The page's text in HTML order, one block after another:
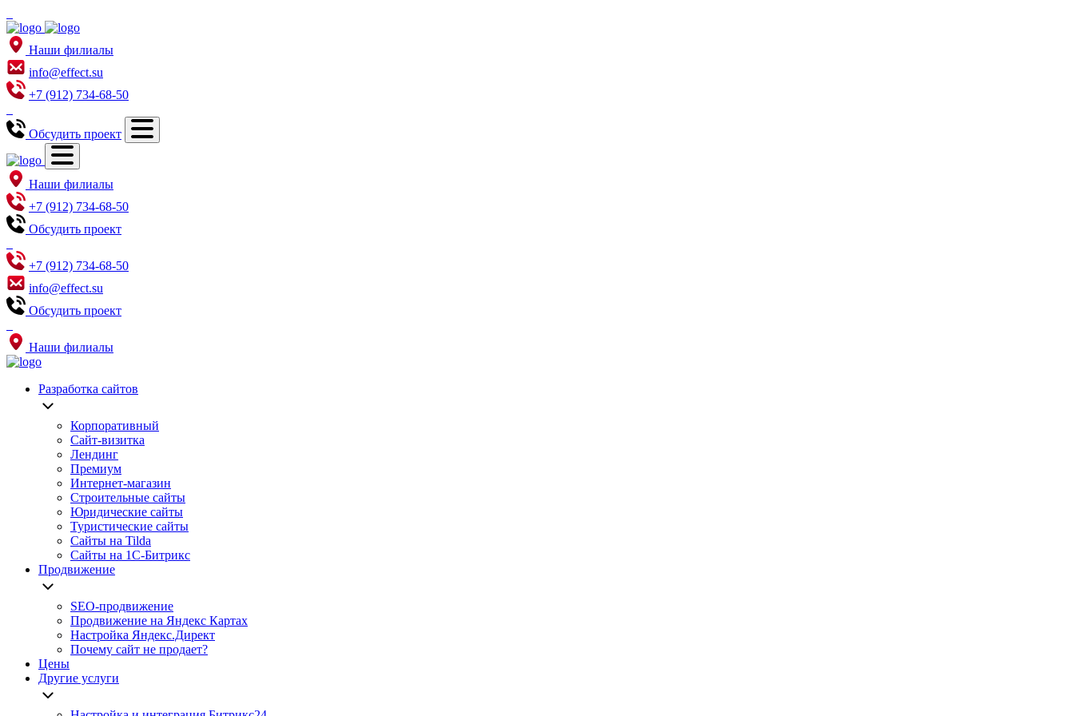
Наши филиалы
info@effect.su
+7 (912) 734-68-50
Обсудить проект
Наши филиалы
+7 (912) 734-68-50
Обсудить проект
+7 (912) 734-68-50
info@effect.su
Обсудить проект
Наши филиалы
Разработка сайтов
Корпоративный
Сайт-визитка
Лендинг
Премиум
Интернет-магазин
Строительные сайты
Юридические сайты
Туристические сайты
Сайты на Tilda
Сайты на 1С-Битрикс
Продвижение
SEO-продвижение
Продвижение на Яндекс Картах
Настройка Яндекс.Директ
Почему сайт не продает?
Цены
Другие услуги